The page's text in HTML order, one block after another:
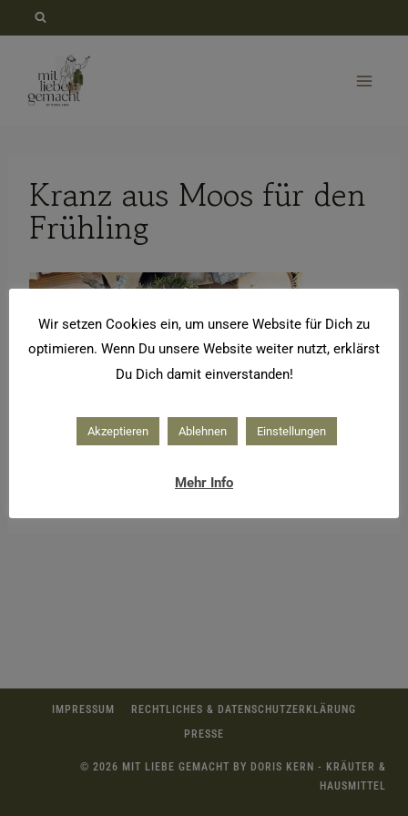
springen
Kranz aus Moos für den
Frühling
IMPRESSUM
RECHTLICHES & DATENSCHUTZERKLÄRUNG
PRESSE
© 2026 MIT LIEBE GEMACHT BY DORIS KERN - KRÄUTER &
HAUSMITTEL
Wir setzen Cookies ein, um unsere Website für Dich zu
optimieren. Wenn Du unsere Website weiter nutzt, erklärst
Du Dich damit einverstanden!
Akzeptieren Ablehnen Einstellungen
Mehr Info